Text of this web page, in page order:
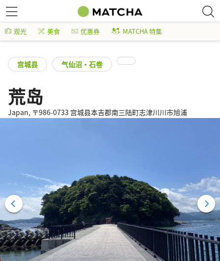
观光 美食 优惠券 MATCHA 特集
宫城县 气仙沼・石卷
荒岛
Japan, 〒986-0733 宫城县本吉郡南三陆町志津川川市旭浦